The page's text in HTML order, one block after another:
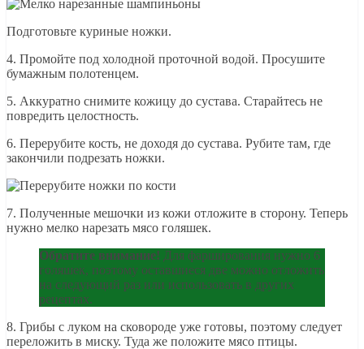
Подготовьте куриные ножки.
4. Промойте под холодной проточной водой. Просушите
бумажным полотенцем.
5. Аккуратно снимите кожицу до сустава. Старайтесь не
повредить целостность.
6. Перерубите кость, не доходя до сустава. Рубите там, где
закончили подрезать ножки.
7. Полученные мешочки из кожи отложите в сторону. Теперь
нужно мелко нарезать мясо голяшек.
Обратите внимание! Для фарширования нужно 6
голяшек, поэтому оставшиеся две можно отложить
на следующий раз или использовать в других
рецептах.
8. Грибы с луком на сковороде уже готовы, поэтому следует
переложить в миску. Туда же положите мясо птицы.